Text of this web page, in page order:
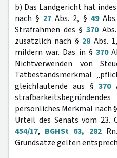
b) Das Landgericht hat
nach § 27 Abs. 2, § 49
Strafrahmen des § 370
zusätzlich nach § 28 Abs.
mildern war. Das in § 370
Nichtverwenden von
Tatbestandsmerkmal
gleichlautende aus §370
persönliches Merkmal nach §
Urteil des Senats vom 23.
454/17, BGHSt 63, 282
Grundsätze gelten